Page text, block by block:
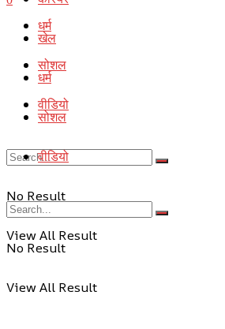
धर्म
सोशल
वीडियो
No Result
View All Result
खेल
धर्म
सोशल
वीडियो
No Result
View All Result